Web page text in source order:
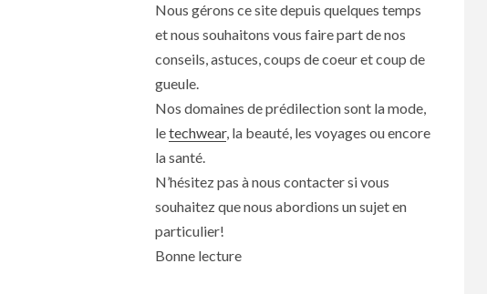
Nous gérons ce site depuis quelques temps
et nous souhaitons vous faire part de nos
conseils, astuces, coups de coeur et coup de
gueule.
Nos domaines de prédilection sont la mode,
letechwear, la beauté, les voyages ou encore
la santé.
N’hésitez pas à nous contacter si vous
souhaitez que nous abordions un sujet en
particulier!
Bonne lecture